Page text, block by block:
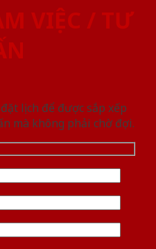
VIỆC / TƯ
lịch để được sắp xếp
mà không phải chờ đợi.